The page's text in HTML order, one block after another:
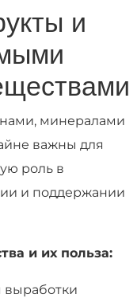
и
минералами
важны для
роль в
и поддержании
и их польза:
выработки